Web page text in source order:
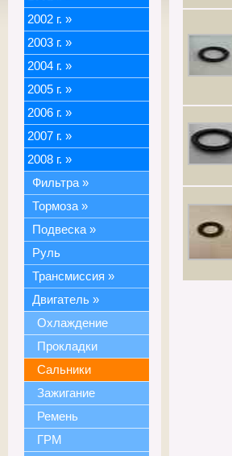
2002 г. »
2003 г. »
2004 г. »
2005 г. »
2006 г. »
2007 г. »
2008 г. »
Фильтра »
Тормоза »
Подвеска »
Руль
Трансмиссия »
Двигатель »
Охлаждение
Прокладки
Сальники
Зажигание
Ремень
ГРМ